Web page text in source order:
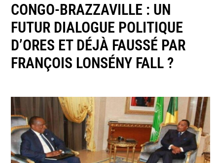
CONGO-BRAZZAVILLE : UN
FUTUR DIALOGUE POLITIQUE
D’ORES ET DÉJÀ FAUSSÉ PAR
FRANÇOIS LONSÉNY FALL ?